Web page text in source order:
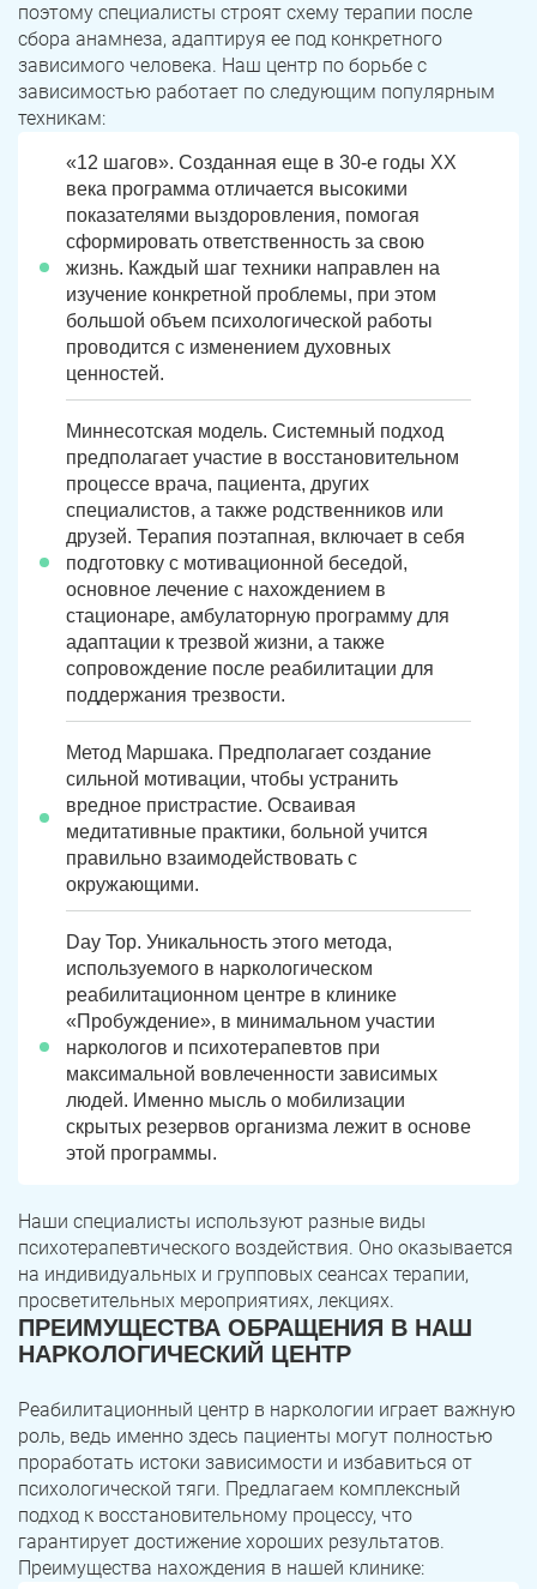
поэтому специалисты строят схему терапии после
сбора анамнеза, адаптируя ее под конкретного
зависимого человека. Наш центр по борьбе с
зависимостью работает по следующим популярным
техникам:
«12 шагов». Созданная еще в 30-е годы XX
века программа отличается высокими
показателями выздоровления, помогая
сформировать ответственность за свою
жизнь. Каждый шаг техники направлен на
изучение конкретной проблемы, при этом
большой объем психологической работы
проводится с изменением духовных
ценностей.
Миннесотская модель. Системный подход
предполагает участие в восстановительном
процессе врача, пациента, других
специалистов, а также родственников или
друзей. Терапия поэтапная, включает в себя
подготовку с мотивационной беседой,
основное лечение с нахождением в
стационаре, амбулаторную программу для
адаптации к трезвой жизни, а также
сопровождение после реабилитации для
поддержания трезвости.
Метод Маршака. Предполагает создание
сильной мотивации, чтобы устранить
вредное пристрастие. Осваивая
медитативные практики, больной учится
правильно взаимодействовать с
окружающими.
Day Top. Уникальность этого метода,
используемого в наркологическом
реабилитационном центре в клинике
«Пробуждение», в минимальном участии
наркологов и психотерапевтов при
максимальной вовлеченности зависимых
людей. Именно мысль о мобилизации
скрытых резервов организма лежит в основе
этой программы.
Наши специалисты используют разные виды
психотерапевтического воздействия. Оно оказывается
на индивидуальных и групповых сеансах терапии,
просветительных мероприятиях, лекциях.
ПРЕИМУЩЕСТВА ОБРАЩЕНИЯ В НАШ
НАРКОЛОГИЧЕСКИЙ ЦЕНТР
Реабилитационный центр в наркологии играет важную
роль, ведь именно здесь пациенты могут полностью
проработать истоки зависимости и избавиться от
психологической тяги. Предлагаем комплексный
подход к восстановительному процессу, что
гарантирует достижение хороших результатов.
Преимущества нахождения в нашей клинике: